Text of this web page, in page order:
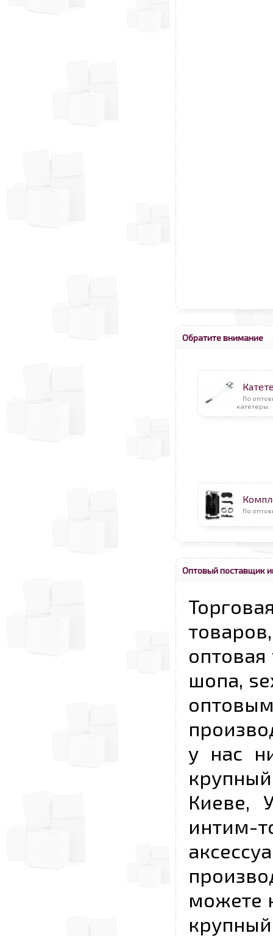
Обратите внимание
По
катетеры.
По
Оптовый поставщик
шопа,
у нас
Киеве,
можете